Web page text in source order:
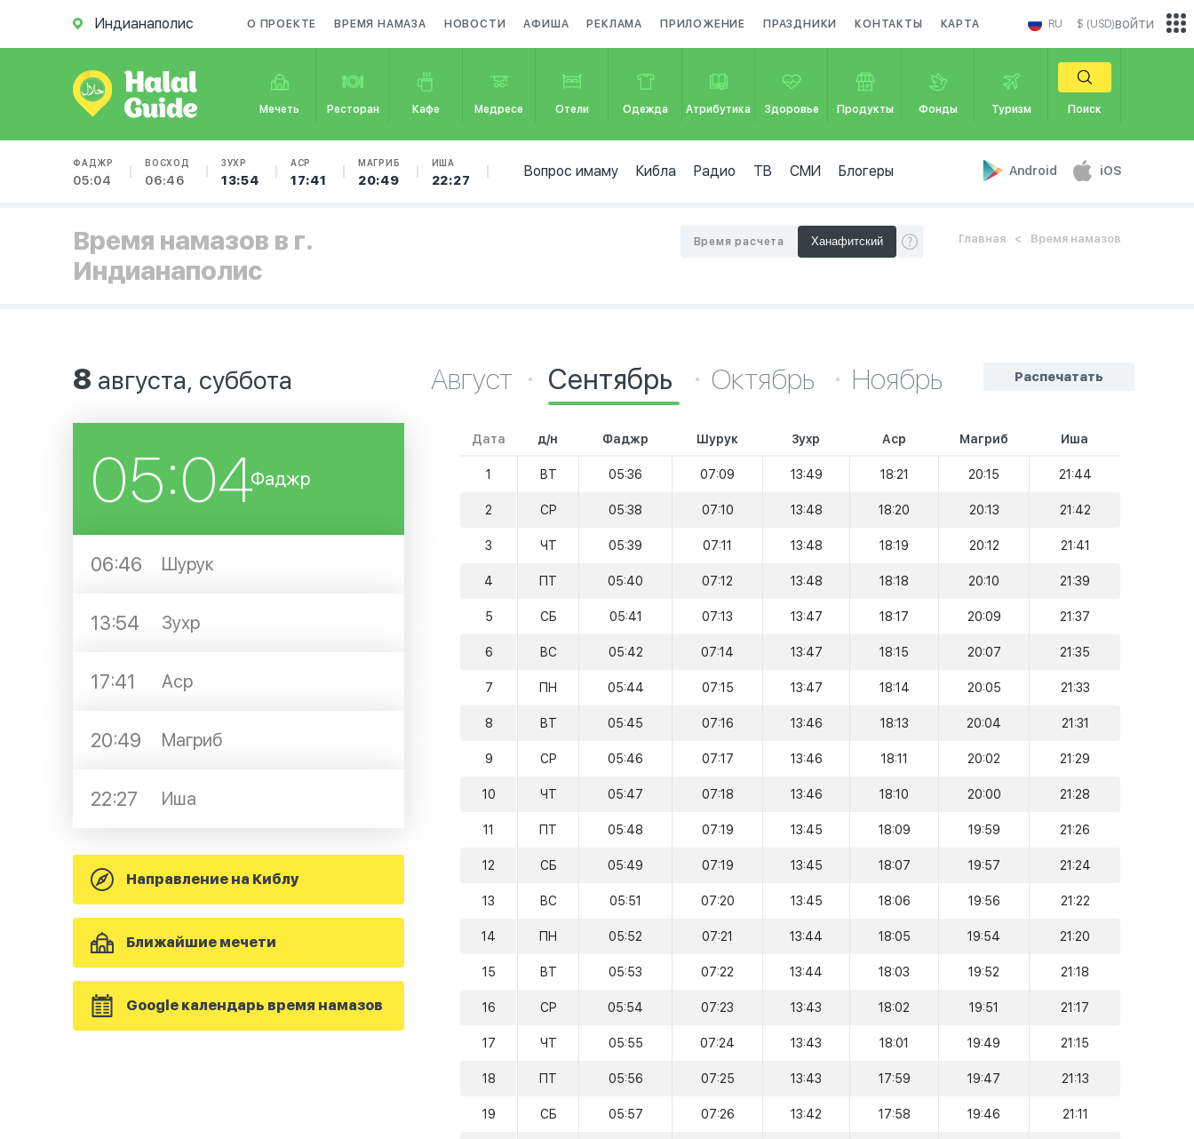
Индианаполис О ПРОЕКТЕ ВРЕМЯ НАМАЗА НОВОСТИ АФИША РЕКЛАМА ПРИЛОЖЕНИЕ ПРАЗДНИКИ КОНТАКТЫ КАРТА RU $ (USD)
Мечеть Ресторан Кафе Медресе Отели Одежда Атрибутика Здоровье Продукты Фонды Туризм Поиск
ФАДЖР
05:04
ВОСХОД
06:46
ЗУХР
13:54
АСР
17:41
МАГРИБ
20:49
ИША
22:27
Вопрос имаму Кибла Радио ТВ СМИ Блогеры Android iOS
войти
Время намазов в г.
Индианаполис
Главная Время намазов
Время расчета
8 августа, суббота
05:04Фаджр
06:46 Шурук
13:54 Зухр
17:41 Аср
20:49 Магриб
22:27 Иша
Направление на Киблу
Ближайшие мечети
Google календарь время намазов
Распечатать
Август Сентябрь Октябрь Ноябрь
Дата д/н Фаджр Шурук Зухр Аср Магриб Иша
1 ВТ 05:36 07:09 13:49 18:21 20:15 21:44
2 СР 05:38 07:10 13:48 18:20 20:13 21:42
3 ЧТ 05:39 07:11 13:48 18:19 20:12 21:41
4 ПТ 05:40 07:12 13:48 18:18 20:10 21:39
5 СБ 05:41 07:13 13:47 18:17 20:09 21:37
6 ВС 05:42 07:14 13:47 18:15 20:07 21:35
7 ПН 05:44 07:15 13:47 18:14 20:05 21:33
8 ВТ 05:45 07:16 13:46 18:13 20:04 21:31
9 СР 05:46 07:17 13:46 18:11 20:02 21:29
10 ЧТ 05:47 07:18 13:46 18:10 20:00 21:28
11 ПТ 05:48 07:19 13:45 18:09 19:59 21:26
12 СБ 05:49 07:19 13:45 18:07 19:57 21:24
13 ВС 05:51 07:20 13:45 18:06 19:56 21:22
14 ПН 05:52 07:21 13:44 18:05 19:54 21:20
15 ВТ 05:53 07:22 13:44 18:03 19:52 21:18
16 СР 05:54 07:23 13:43 18:02 19:51 21:17
17 ЧТ 05:55 07:24 13:43 18:01 19:49 21:15
18 ПТ 05:56 07:25 13:43 17:59 19:47 21:13
19 СБ 05:57 07:26 13:42 17:58 19:46 21:11